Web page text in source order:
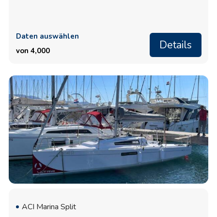
Daten auswählen
von 4,000
Details
ACI Marina Split